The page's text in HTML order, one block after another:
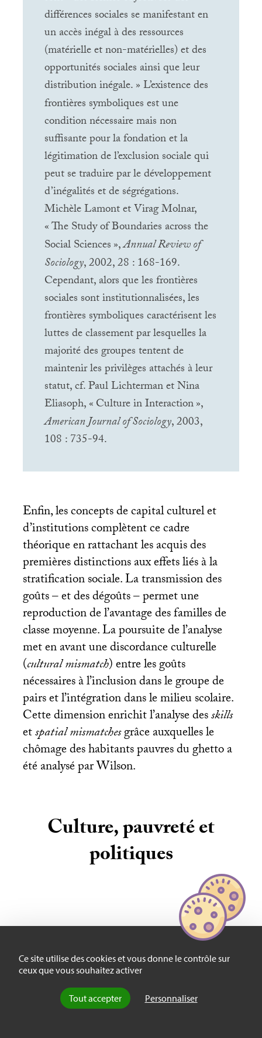
Ce site utilise des cookies et vous donne le contrôle sur
ceux que vous souhaitez activer
Tout accepter Personnaliser
différences sociales se manifestant en
un accès inégal à des ressources
(matérielle et non-matérielles) et des
opportunités sociales ainsi que leur
distribution inégale.» L’existence des
frontières symboliques est une
condition nécessaire mais non
suffisante pour la fondation et la
légitimation de l’exclusion sociale qui
peut se traduire par le développement
d’inégalités et de ségrégations.
Michèle Lamont et Virag Molnar,
«The Study of Boundaries across the
Social Sciences»,Annual Review of
Sociology, 2002, 28 : 168-169.
Cependant, alors que les frontières
sociales sont institutionnalisées, les
frontières symboliques caractérisent les
luttes de classement par lesquelles la
majorité des groupes tentent de
maintenir les privilèges attachés à leur
statut, cf. Paul Lichterman et Nina
Eliasoph, «Culture in Interaction»,
American Journal of Sociology, 2003,
108 : 735-94.
Enfin, les concepts de capital culturel et
d’institutions complètent ce cadre
théorique en rattachant les acquis des
premières distinctions aux effets liés à la
stratification sociale. La transmission des
goûts – et des dégoûts – permet une
reproduction de l’avantage des familles de
classe moyenne. La poursuite de l’analyse
met en avant une discordance culturelle
(cultural mismatch) entre les goûts
nécessaires à l’inclusion dans le groupe de
pairs et l’intégration dans le milieu scolaire.
Cette dimension enrichit l’analyse desskills
etspatialmismatchesgrâce auxquelles le
chômage des habitants pauvres du ghetto a
été analysé par Wilson.
Culture, pauvreté et
politiques
La première partie constitue la plus
importante, à la fois par le nombre de pages
et par la définition d’une nouvelle approche
de la culture à partir de l’expérience vécue.
Elle traite de différents thèmes : le rapport à